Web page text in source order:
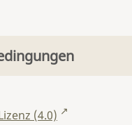
(4.0)